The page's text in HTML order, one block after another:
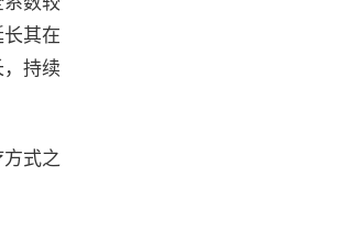
其在
持续
式之